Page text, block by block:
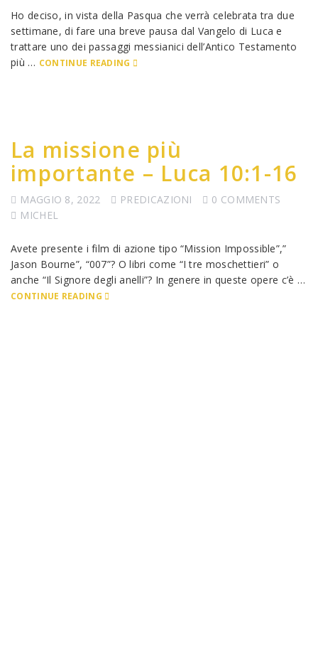
Ho deciso, in vista della Pasqua che verrà celebrata tra due
settimane, di fare una breve pausa dal Vangelo di Luca e
trattare uno dei passaggi messianici dell’Antico Testamento
più … CONTINUE READING
La missione più
importante – Luca 10:1-16
MAGGIO 8, 2022 PREDICAZIONI
0 COMMENTS
MICHEL
Avete presente i film di azione tipo “Mission Impossible”,”
Jason Bourne”, “007”? O libri come “I tre moschettieri” o
anche “Il Signore degli anelli”? In genere in queste opere c’è …
CONTINUE READING